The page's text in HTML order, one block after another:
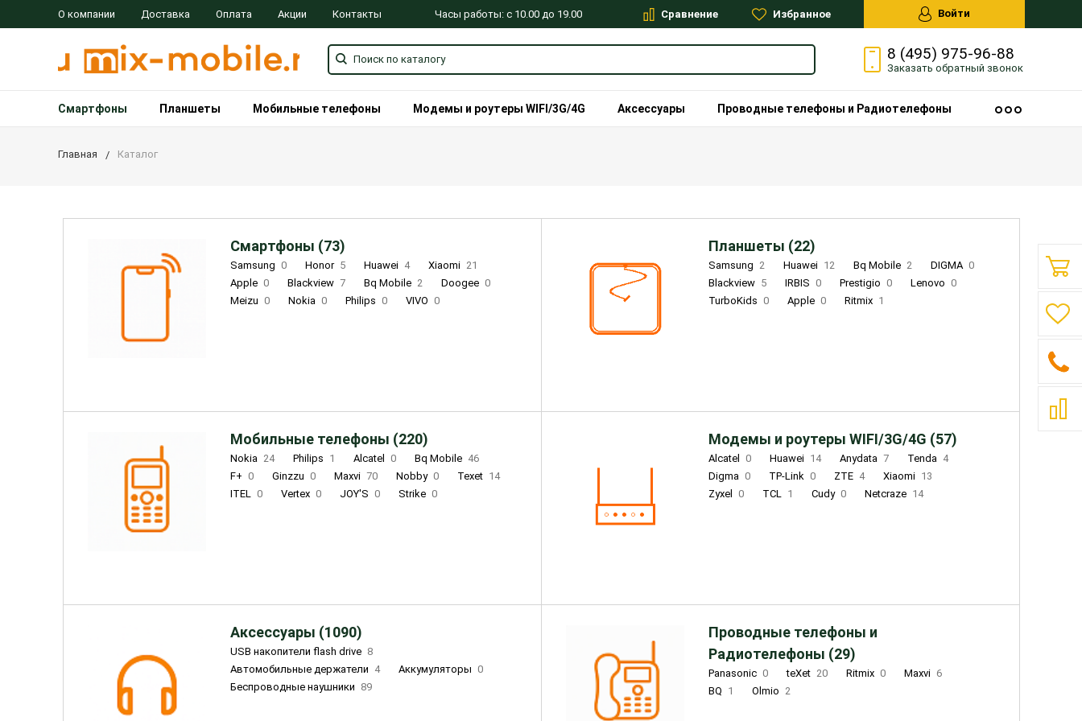
О компании Доставка Оплата Акции Контакты Часы работы: с 10.00 до 19.00 Сравнение Избранное Войти
8 (495) 975-96-88
Заказать обратный звонок
Смартфоны Планшеты Мобильные телефоны Модемы и роутеры WIFI/3G/4G Аксессуары Проводные телефоны и Радиотелефоны
Главная Каталог
Смартфоны (73)
Samsung 0 Honor 5 Huawei 4 Xiaomi 21
Apple 0 Blackview 7 Bq Mobile 2 Doogee 0
Meizu 0 Nokia 0 Philips 0 VIVO 0
Планшеты (22)
Samsung 2 Huawei 12 Bq Mobile 2 DIGMA 0
Blackview 5 IRBIS 0 Prestigio 0 Lenovo 0
TurboKids 0 Apple 0 Ritmix 1
Мобильные телефоны (220)
Nokia 24 Philips 1 Alcatel 0 Bq Mobile 46
F+ 0 Ginzzu 0 Maxvi 70 Nobby 0 Texet 14
ITEL 0 Vertex 0 JOY'S 0 Strike 0
Модемы и роутеры WIFI/3G/4G (57)
Alcatel 0 Huawei 14 Anydata 7 Tenda 4
Digma 0 TP-Link 0 ZTE 4 Xiaomi 13
Zyxel
0 TCL 1 Cudy 0 Netcraze 14
Аксессуары (1090)
USB накопители flash drive 8
Автомобильные держатели 4 Аккумуляторы 0
Беспроводные наушники 89
Проводные телефоны и
Радиотелефоны (29)
Panasonic 0 teXet 20 Ritmix 0 Maxvi 6
BQ 1 Olmio 2